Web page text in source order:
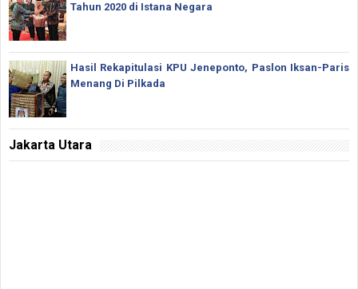
Tahun 2020 di Istana Negara
Hasil Rekapitulasi KPU Jeneponto, Paslon Iksan-Paris
Menang Di Pilkada
Jakarta Utara